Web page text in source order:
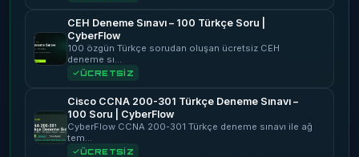
CEH Deneme Sınavı – 100 Türkçe Soru |
CyberFlow
100 özgün Türkçe sorudan oluşan ücretsiz CEH
deneme sı…
ÜCRETSİZ
Cisco CCNA 200-301 Türkçe Deneme Sınavı –
100 Soru | CyberFlow
CyberFlow CCNA 200-301 Türkçe deneme sınavı ile ağ
tem…
ÜCRETSİZ